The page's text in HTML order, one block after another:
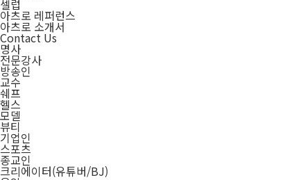
셀럽
아츠로 레퍼런스
아츠로 소개서
Contact Us
명사
전문강사
방송인
교수
쉐프
헬스
모델
뷰티
기업인
스포츠
종교인
크리에이터(유튜버/BJ)